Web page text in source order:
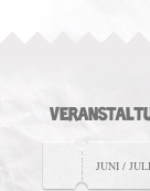
JUNI / JULI